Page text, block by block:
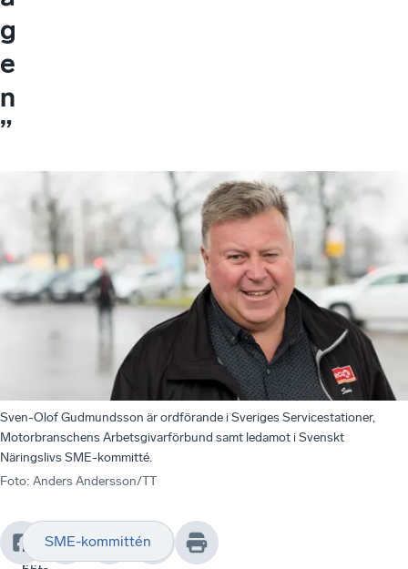
g
e
n
”
Sven-Olof Gudmundsson är ordförande i Sveriges Servicestationer,
Motorbranschens Arbetsgivarförbund samt ledamot i Svenskt
Näringslivs SME-kommitté.
Foto: Anders Andersson/TT
”Detta
Resultatet
LäsSME-kommittén